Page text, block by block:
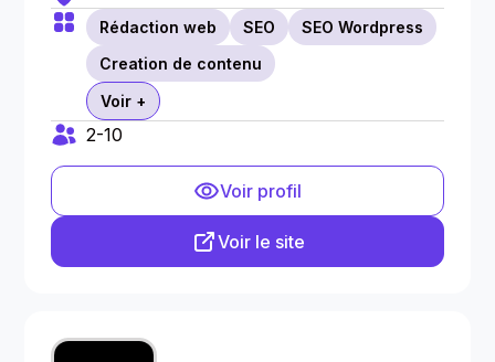
Rédaction web SEO
SEO Wordpress
Creation de contenu
Voir +
2-10
Voir profil
Voir le site